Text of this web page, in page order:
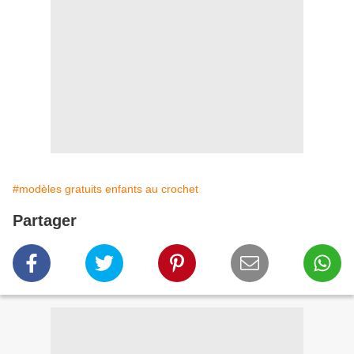
#modèles gratuits enfants au crochet
Partager